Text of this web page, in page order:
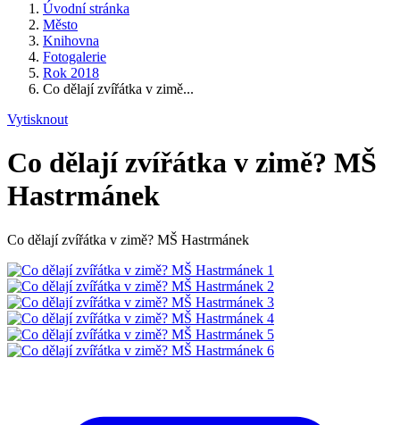
Úvodní stránka
Město
Knihovna
Fotogalerie
Rok 2018
Co dělají zvířátka v zimě...
Vytisknout
Co dělají zvířátka v zimě? MŠ
Hastrmánek
Co dělají zvířátka v zimě? MŠ Hastrmánek